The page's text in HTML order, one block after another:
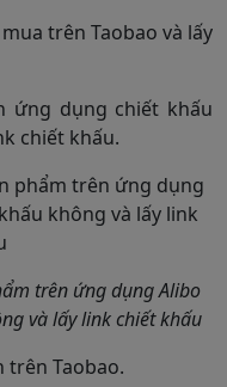
trên Taobao và lấy
ứng dụng chiết khấu
chiết khấu.
trên ứng dụng Alibo
và lấy link chiết khấu
trên Taobao.